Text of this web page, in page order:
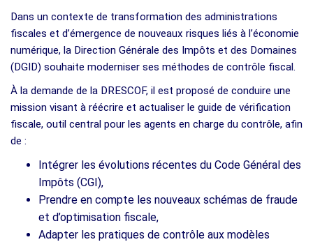
Dans un contexte de transformation des administrations
fiscales et d’émergence de nouveaux risques liés à l’économie
numérique, la Direction Générale des Impôts et des Domaines
(DGID) souhaite moderniser ses méthodes de contrôle fiscal.
À la demande de la DRESCOF, il est proposé de conduire une
mission visant à réécrire et actualiser le guide de vérification
fiscale, outil central pour les agents en charge du contrôle, afin
de :
Intégrer les évolutions récentes du Code Général des
Impôts (CGI),
Prendre en compte les nouveaux schémas de fraude
et d’optimisation fiscale,
Adapter les pratiques de contrôle aux modèles